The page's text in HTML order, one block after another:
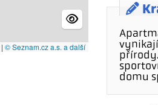
| © Seznam.cz a.s. a další
domu